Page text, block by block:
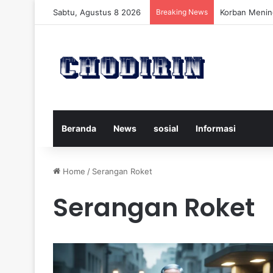
Sabtu, Agustus 8 2026 Breaking News Pelatih
Beranda News sosial Informasi
Home / Serangan Roket
Serangan Roket